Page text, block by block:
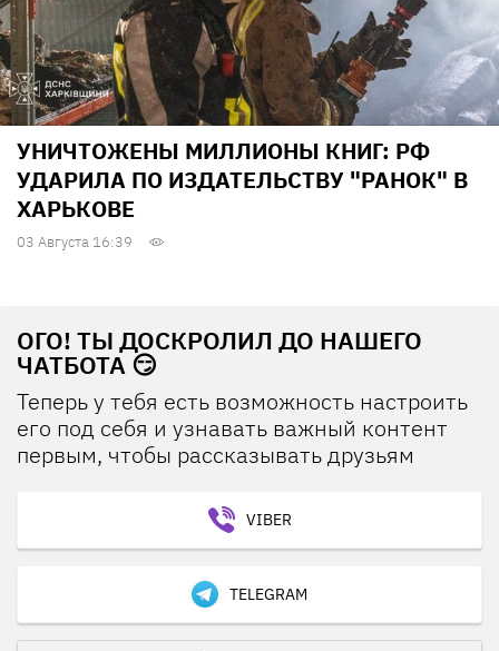
УНИЧТОЖЕНЫ МИЛЛИОНЫ КНИГ: РФ
УДАРИЛА ПО ИЗДАТЕЛЬСТВУ "РАНОК" В
ХАРЬКОВЕ
03 Августа 16:39
ОГО! ТЫ ДОСКРОЛИЛ ДО НАШЕГО
ЧАТБОТА 😏
Теперь у тебя есть возможность настроить
его под себя и узнавать важный контент
первым, чтобы рассказывать друзьям
VIBER
TELEGRAM